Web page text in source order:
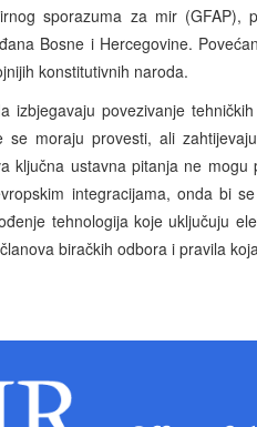
sporazuma za mir (GFAP),
Bosne i Hercegovine.
konstitutivnih naroda.
izbjegavaju povezivanje
se moraju provesti, ali
ključna ustavna pitanja ne
integracijama, onda bi
tehnologija koje uključuju
biračkih odbora i pravila